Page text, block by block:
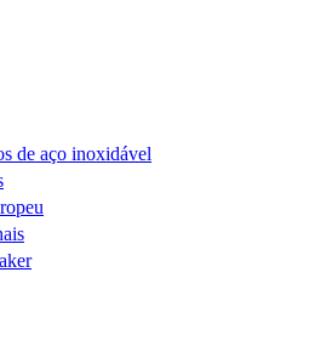
de aço inoxidável